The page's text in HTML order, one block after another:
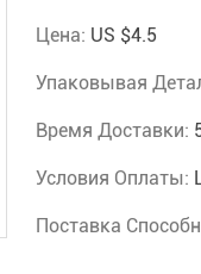
Цена: US $4.5
Упаковывая
Время Доставки:
Условия Оплаты:
Поставка